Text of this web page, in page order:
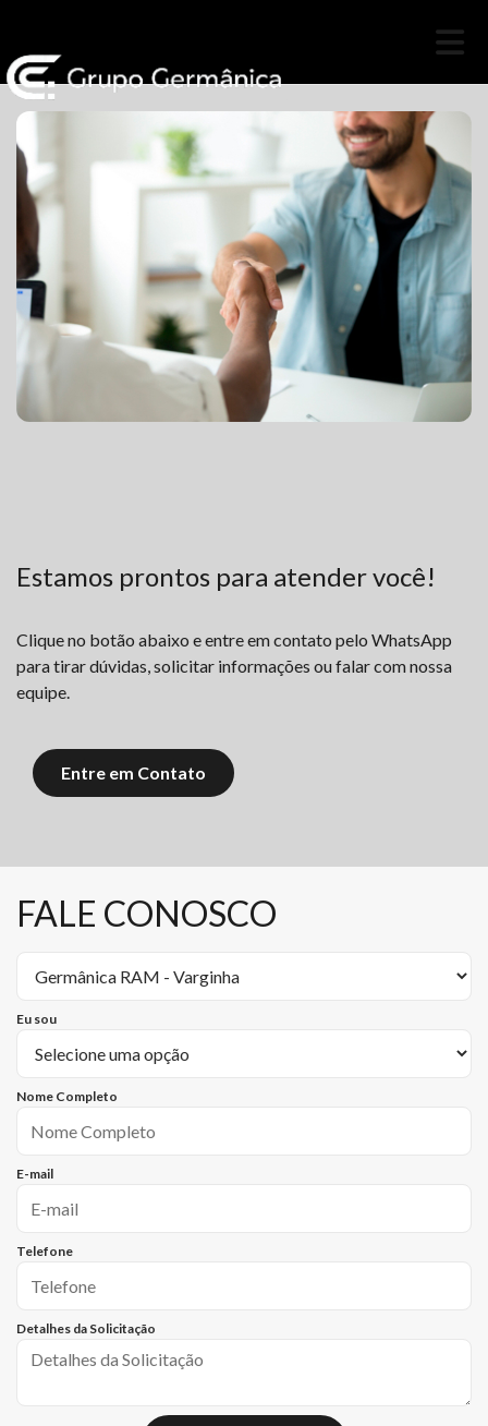
Estamos prontos para atender você!
Clique no botão abaixo e entre em contato pelo WhatsApp
para tirar dúvidas, solicitar informações ou falar com nossa
equipe.
Entre em Contato
FALE CONOSCO
Eu sou
Nome Completo
E-mail
Telefone
Detalhes da Solicitação